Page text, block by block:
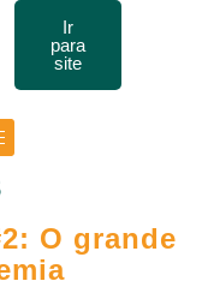
Ir
para
site
O grande